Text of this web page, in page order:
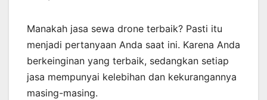
Manakah jasa sewa drone terbaik? Pasti itu
menjadi pertanyaan Anda saat ini. Karena Anda
berkeinginan yang terbaik, sedangkan setiap
jasa mempunyai kelebihan dan kekurangannya
masing-masing.